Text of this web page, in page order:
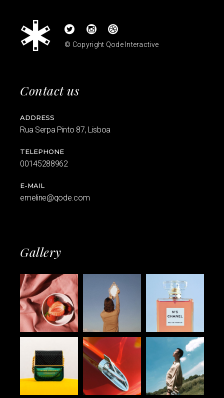
© Copyright Qode Interactive
Contact us
ADDRESS
Rua Serpa Pinto 87, Lisboa
TELEPHONE
00145288962
E-MAIL
emeline@qode.com
Gallery